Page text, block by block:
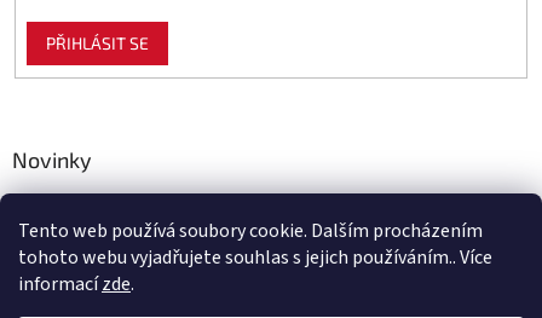
Tento web používá soubory cookie. Dalším procházením
tohoto webu vyjadřujete souhlas s jejich používáním.. Více
informacízde.
PŘIHLÁSIT SE
Novinky
zahradu, chov i domácnost